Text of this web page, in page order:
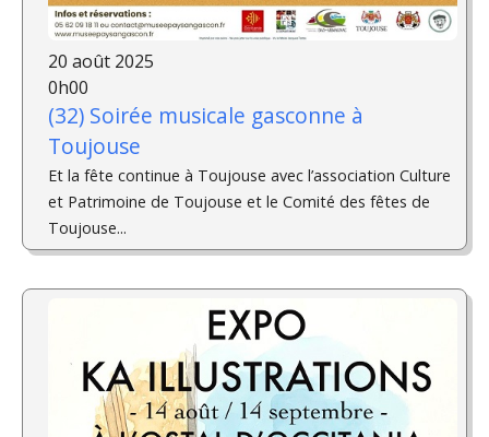
20 août 2025
0h00
(32) Soirée musicale gasconne à
Toujouse
Et la fête continue à Toujouse avec l’association Culture
et Patrimoine de Toujouse et le Comité des fêtes de
Toujouse...